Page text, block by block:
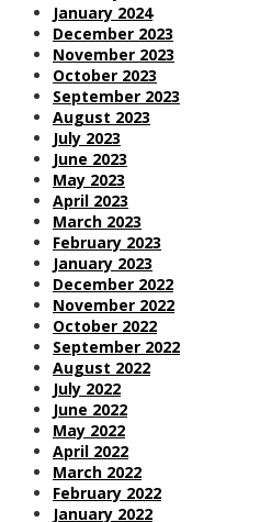
January 2024
December 2023
November 2023
October 2023
September 2023
August 2023
July 2023
June 2023
May 2023
April 2023
March 2023
February 2023
January 2023
December 2022
November 2022
October 2022
September 2022
August 2022
July 2022
June 2022
May 2022
April 2022
March 2022
February 2022
January 2022